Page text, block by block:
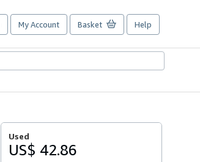
My Account Basket Help
Used
US$ 42.86